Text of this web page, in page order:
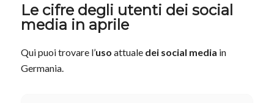
Le cifre degli utenti dei social
media in aprile
Qui puoi trovare l’uso attuale dei social media in
Germania.